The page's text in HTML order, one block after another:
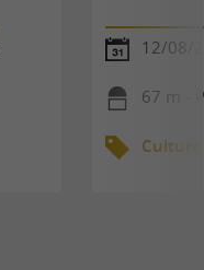
12/08/
67 m -
Culture